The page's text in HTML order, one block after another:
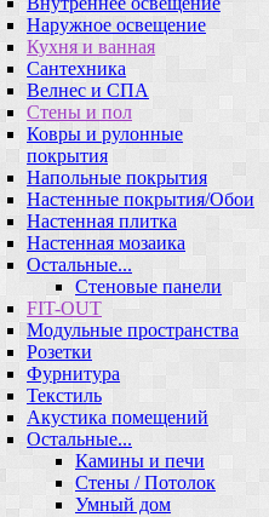
Наружное освещение
Кухня и ванная
Сантехника
Велнес и СПА
Стены и пол
Ковры и рулонные
покрытия
Напольные покрытия
Настенные покрытия/Обои
Настенная плитка
Настенная мозаика
Остальные...
Стеновые панели
FIT-OUT
Модульные пространства
Розетки
Фурнитура
Текстиль
Акустика помещений
Остальные...
Камины и печи
Стены / Потолок
Умный дом